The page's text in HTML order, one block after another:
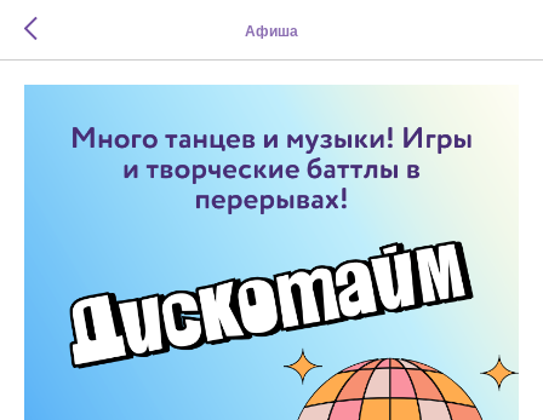
Афиша